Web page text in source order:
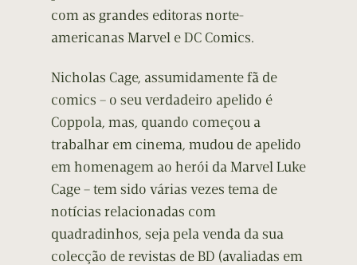
com as grandes editoras norte-
americanas Marvel e DC Comics.
Nicholas Cage, assumidamente fã de
comics – o seu verdadeiro apelido é
Coppola, mas, quando começou a
trabalhar em cinema, mudou de apelido
em homenagem ao herói da Marvel Luke
Cage – tem sido várias vezes tema de
notícias relacionadas com
quadradinhos, seja pela venda da sua
colecção de revistas de BD (avaliadas em